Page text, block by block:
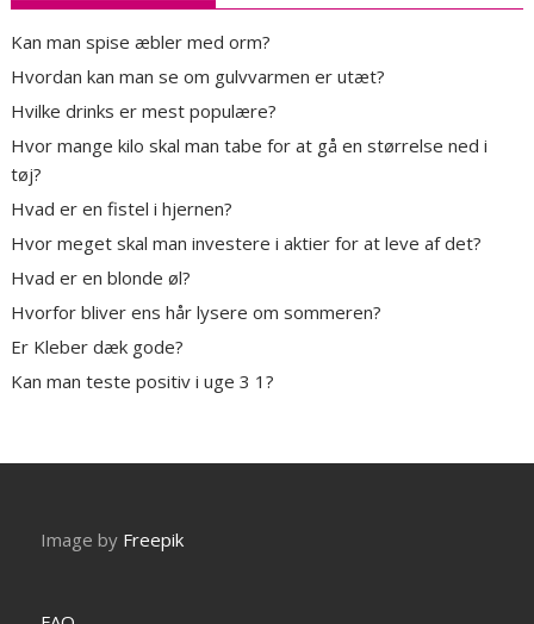
Kan man spise æbler med orm?
Hvordan kan man se om gulvvarmen er utæt?
Hvilke drinks er mest populære?
Hvor mange kilo skal man tabe for at gå en størrelse ned i
tøj?
Hvad er en fistel i hjernen?
Hvor meget skal man investere i aktier for at leve af det?
Hvad er en blonde øl?
Hvorfor bliver ens hår lysere om sommeren?
Er Kleber dæk gode?
Kan man teste positiv i uge 3 1?
Image by Freepik